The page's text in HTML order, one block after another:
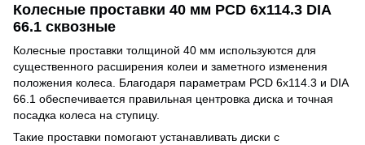
Колесные проставки 40 мм PCD 6x114.3 DIA
66.1 сквозные
Колесные проставки толщиной 40 мм используются для
существенного расширения колеи и заметного изменения
положения колеса. Благодаря параметрам PCD 6x114.3 и DIA
66.1 обеспечивается правильная центровка диска и точная
посадка колеса на ступицу.
Такие проставки помогают устанавливать диски с